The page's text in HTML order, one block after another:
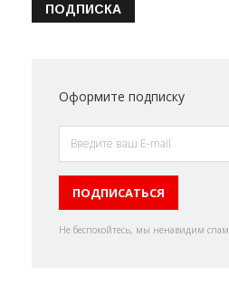
ПОДПИСКА
Оформите подписку
Не беспокойтесь, мы ненавидим спам